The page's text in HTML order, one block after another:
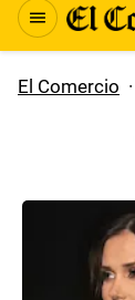
El Comercio ·